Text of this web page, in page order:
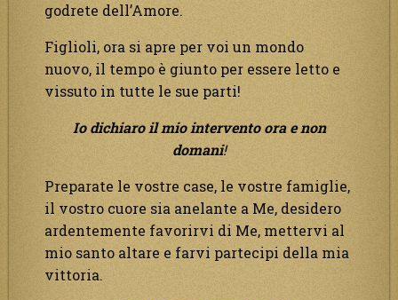
godrete dell’Amore.
Figlioli, ora si apre per voi un mondo
nuovo, il tempo è giunto per essere letto e
vissuto in tutte le sue parti!
Io dichiaro il mio intervento ora e non
domani!
Preparate le vostre case, le vostre famiglie,
il vostro cuore sia anelante a Me, desidero
ardentemente favorirvi di Me, mettervi al
mio santo altare e farvi partecipi della mia
vittoria.